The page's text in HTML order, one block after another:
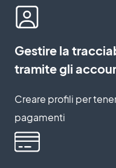
Gestire la
tramite gli
Creare profili per
pagamenti